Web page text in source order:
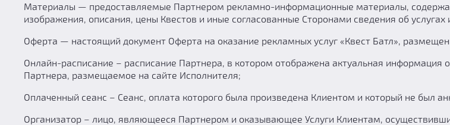
Материалы — предоставляемые Партнером рекламно-информационные материалы,
изображения, описания, цены Квестов и иные согласованные Сторонами сведения об
Оферта — настоящий документ Оферта на оказание рекламных услуг «Квест Батл»,
Онлайн-расписание – расписание Партнера, в котором отображена актуальная информация
Партнера, размещаемое на сайте Исполнителя;
Оплаченный сеанс – Сеанс, оплата которого была произведена Клиентом и который не был
Организатор – лицо, являющееся Партнером и оказывающее Услуги Клиентам,